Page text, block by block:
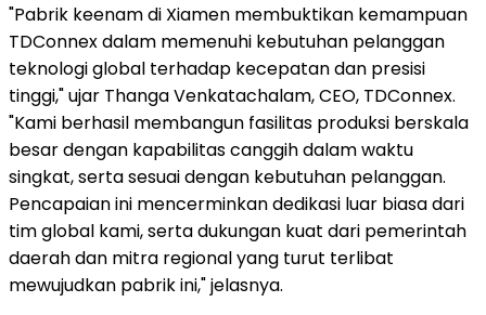
"Pabrik keenam di Xiamen membuktikan kemampuan
TDConnex dalam memenuhi kebutuhan pelanggan
teknologi global terhadap kecepatan dan presisi
tinggi," ujar Thanga Venkatachalam, CEO, TDConnex.
"Kami berhasil membangun fasilitas produksi berskala
besar dengan kapabilitas canggih dalam waktu
singkat, serta sesuai dengan kebutuhan pelanggan.
Pencapaian ini mencerminkan dedikasi luar biasa dari
tim global kami, serta dukungan kuat dari pemerintah
daerah dan mitra regional yang turut terlibat
mewujudkan pabrik ini," jelasnya.